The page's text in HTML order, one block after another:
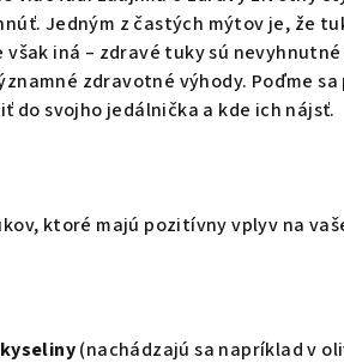
Jedným z častých mýtov je, že
iná – zdravé tuky sú
zdravotné výhody. Poďme
do svojho jedálnička a kde ich nájsť.
ktoré majú pozitívny vplyv na
(nachádzajú sa napríklad v